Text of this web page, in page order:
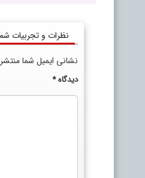
نظرات و تجربیات
نشانی ایمیل شما
دیدگاه*